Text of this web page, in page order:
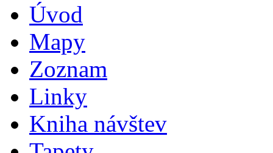
Úvod
Mapy
Zoznam
Linky
Kniha návštev